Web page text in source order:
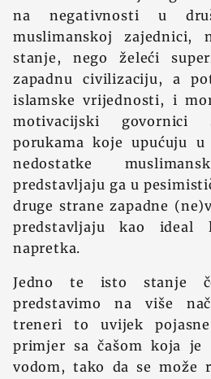
na negativnosti u
muslimanskoj zajednici,
stanje, nego želeći
zapadnu civilizaciju, a
islamske vrijednosti, i
motivacijski
porukama koje upućuju
nedostatke
predstavljaju ga u
druge strane zapadne
predstavljaju kao ideal
napretka.
Jedno te isto stanje
predstavimo na više
treneri to uvijek
primjer sa čašom koja je
vodom, tako da se može